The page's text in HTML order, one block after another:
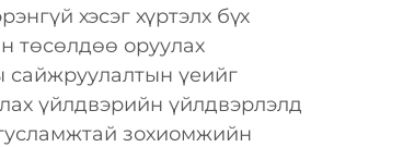
хэсэг хүртэлх бүх
төсөлдөө оруулах
сайжруулалтын үеийг
үйлдвэрийн үйлдвэрлэлд
зохиомжийн